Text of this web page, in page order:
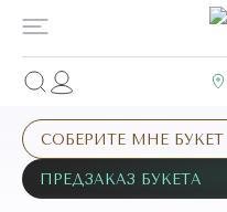
СОБЕРИТЕ МНЕ БУКЕТ
ПРЕДЗАКАЗ БУКЕТА